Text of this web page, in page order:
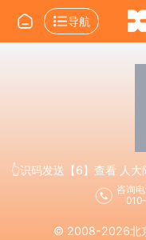
导航
👆识码发送【6】查看 人
咨询
010-
© 2008-2026北